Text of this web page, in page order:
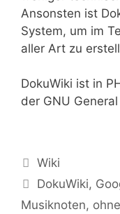
Ansonsten ist
System, um im
aller Art zu
DokuWiki ist in
der GNU
Kategorien
Wiki
Tags
DokuWiki,
Musiknoten,